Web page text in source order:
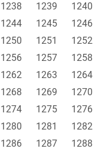
1238 1239 1240
1244 1245 1246
1250 1251 1252
1256 1257 1258
1262 1263 1264
1268 1269 1270
1274 1275 1276
1280 1281 1282
1286 1287 1288